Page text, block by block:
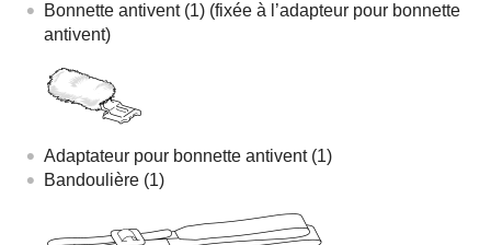
Bonnette antivent (1) (fixée à l’adapteur pour bonnette
antivent)
Adaptateur pour bonnette antivent (1)
Bandoulière (1)